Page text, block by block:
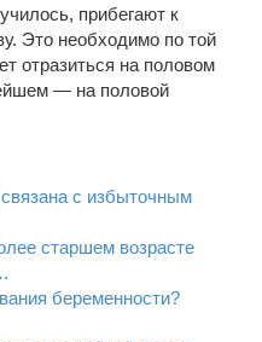
прибегают к
Это необходимо по той
отразиться на половом
— на половой
с избыточ­ным
старшем возра­сте
беременности?